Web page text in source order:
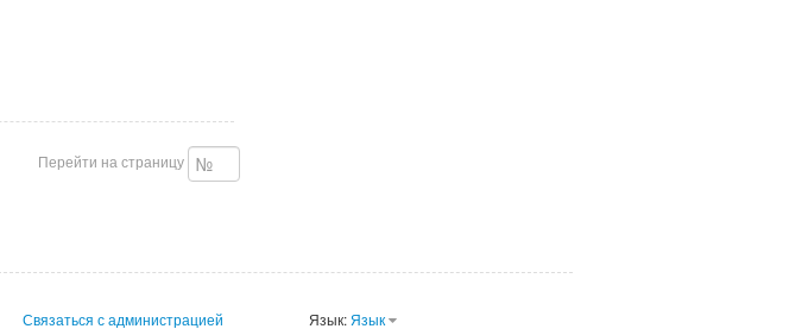
Перейти на страницу
Связаться с администрацией Язык: Язык